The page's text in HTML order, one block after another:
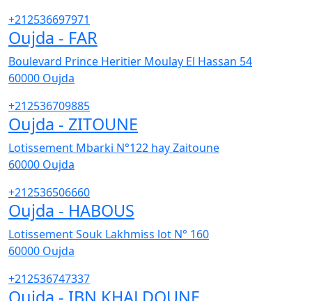
+212536697971
Oujda - FAR
Boulevard Prince Heritier Moulay El Hassan 54
60000 Oujda
+212536709885
Oujda - ZITOUNE
Lotissement Mbarki N°122 hay Zaitoune
60000 Oujda
+212536506660
Oujda - HABOUS
Lotissement Souk Lakhmiss lot N° 160
60000 Oujda
+212536747337